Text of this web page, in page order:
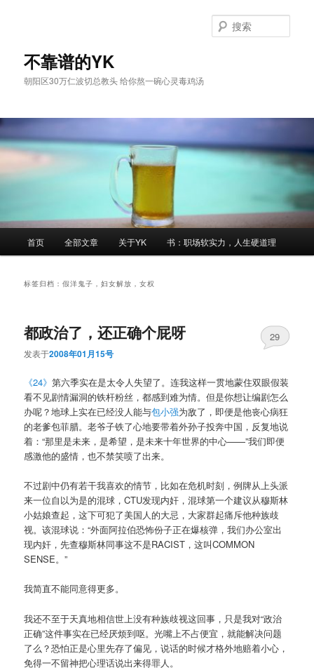
不靠谱的YK
朝阳区30万仁波切总教头 给你熬一碗心灵毒鸡汤
索
首页 全部文章 关于YK 书：职场软实力，人生硬道理
标签归档：假洋鬼子，妇女解放，女权
都政治了，还正确个屁呀
发表于2008年01月15号
29
《24》第六季实在是太令人失望了。连我这样一贯地蒙住双眼假装
看不见剧情漏洞的铁杆粉丝，都感到难为情。但是你想让编剧怎么
办呢？地球上实在已经没人能与包小强为敌了，即便是他丧心病狂
的老爹包菲腊。老爷子铁了心地要带着外孙子投奔中国，反复地说
着：“那里是未来，是希望，是未来十年世界的中心——”我们即便
感激他的盛情，也不禁笑喷了出来。
不过剧中仍有若干我喜欢的情节，比如在危机时刻，例牌从上头派
来一位自以为是的混球，CTU发现内奸，混球第一个建议从穆斯林
小姑娘查起，这下可犯了美国人的大忌，大家群起痛斥他种族歧
视。该混球说：“外面阿拉伯恐怖份子正在爆核弹，我们办公室出
现内奸，先查穆斯林同事这不是RACIST，这叫COMMON
SENSE。”
我简直不能同意得更多。
我还不至于天真地相信世上没有种族歧视这回事，只是我对“政治
正确”这件事实在已经厌烦到呕。光嘴上不占便宜，就能解决问题
了么？恐怕正是心里先存了偏见，说话的时候才格外地赔着小心，
免得一不留神把心理话说出来得罪人。